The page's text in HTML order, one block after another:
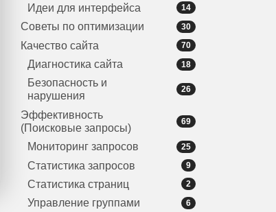
Идеи для интерфейса 14
Советы по оптимизации 30
Качество сайта 70
Диагностика сайта 18
Безопасность и
нарушения
26
Эффективность
(Поисковые запросы)
69
Мониторинг запросов 25
Статистика запросов 9
Статистика страниц 2
Управление группами 6